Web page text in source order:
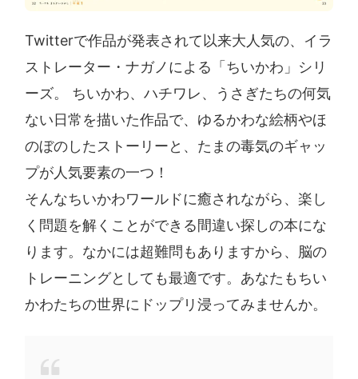
Twitterで作品が発表されて以来大人気の、イラ
ストレーター・ナガノによる「ちいかわ」シリ
ーズ。 ちいかわ、ハチワレ、うさぎたちの何気
ない日常を描いた作品で、ゆるかわな絵柄やほ
のぼのしたストーリーと、たまの毒気のギャッ
プが人気要素の一つ！
そんなちいかわワールドに癒されながら、楽し
く問題を解くことができる間違い探しの本にな
ります。なかには超難問もありますから、脳の
トレーニングとしても最適です。あなたもちい
かわたちの世界にドップリ浸ってみませんか。